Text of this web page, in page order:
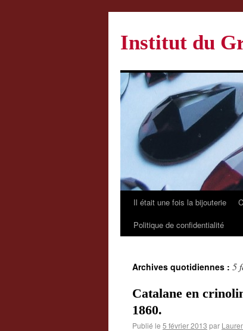
Institut du
Il était une fois la bijouterie
Politique de confidentialité
Archives quotidiennes : 5
Catalane en
1860.
Publié le 5 février 2013 par